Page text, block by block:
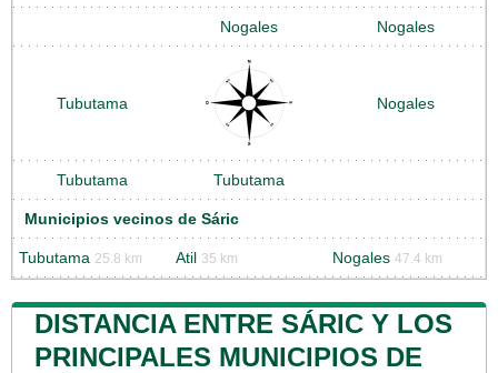
Nogales Nogales
Tubutama Nogales
Tubutama Tubutama
Municipios vecinos de Sáric
Tubutama 25.8 km Atil 35 km Nogales 47.4 km
DISTANCIA ENTRE SÁRIC Y LOS
PRINCIPALES MUNICIPIOS DE